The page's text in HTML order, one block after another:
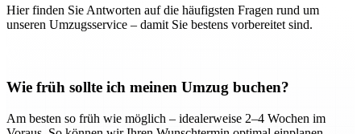
Hier finden Sie Antworten auf die häufigsten Fragen rund um
unseren Umzugsservice – damit Sie bestens vorbereitet sind.
Wie früh sollte ich meinen Umzug buchen?
Am besten so früh wie möglich – idealerweise 2–4 Wochen im